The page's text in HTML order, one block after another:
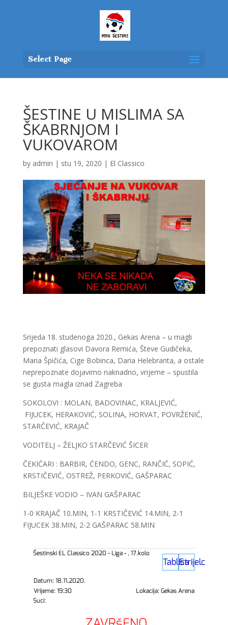
Select Page
ŠESTINE U MISLIMA SA
ŠKABRNJOM I
VUKOVAROM
by admin | stu 19, 2020 | El Classico
Srijeda 18. studenoga 2020., Gekas Arena – u magli
prepoznati glasovi Davora Remića, Števe Gudičeka,
Maria Špičića, Cige Bobinca, Daria Helebranta, a ostale
neprepoznate dojavimo naknadno, vrijeme – spustila
se gusta magla iznad Zagreba
SOKOLOVI : MOLAN, BADOVINAC, KRALJEVIĆ,
FIJUCEK, HERAKOVIĆ, SOLINA, HORVAT, POVRŽENIĆ,
STARČEVIĆ, KRAJAČ
VODITELJ – ŽELJKO STARČEVIĆ ŠICER
ČEKIĆARI : BARBIR, ĆENDO, GENC, RANČIĆ, SOPIĆ,
KRSTIČEVIĆ, OSTREŽ, PERKOVIĆ, GAŠPARAC
BILJEŠKE VODIO – IVAN GAŠPARAC
1-0 KRAJAČ 10.MIN, 1-1 KRSTIČEVIĆ 14.MIN, 2-1
FIJUCEK 38.MIN, 2-2 GAŠPARAC 58.MIN